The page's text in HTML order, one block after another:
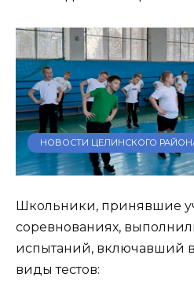
НОВОСТИ ЦЕЛИНСКОГО
Школьники, принявшие
соревнованиях,
испытаний, включавший
виды тестов: